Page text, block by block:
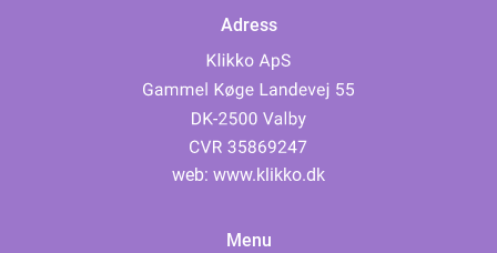
Adress
web: www.klikko.dk
Menu